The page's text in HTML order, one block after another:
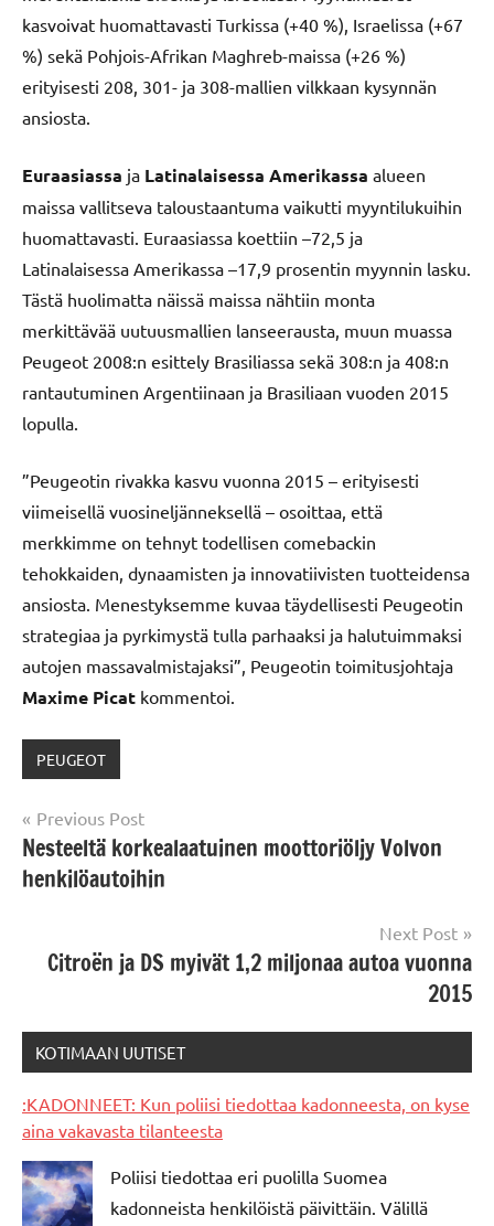
kasvoivat huomattavasti Turkissa (+40 %), Israelissa (+67
%) sekä Pohjois-Afrikan Maghreb-maissa (+26 %)
erityisesti 208, 301- ja 308-mallien vilkkaan kysynnän
ansiosta.
Euraasiassa ja Latinalaisessa Amerikassa alueen
maissa vallitseva taloustaantuma vaikutti myyntilukuihin
huomattavasti. Euraasiassa koettiin –72,5 ja
Latinalaisessa Amerikassa –17,9 prosentin myynnin lasku.
Tästä huolimatta näissä maissa nähtiin monta
merkittävää uutuusmallien lanseerausta, muun muassa
Peugeot 2008:n esittely Brasiliassa sekä 308:n ja 408:n
rantautuminen Argentiinaan ja Brasiliaan vuoden 2015
lopulla.
”Peugeotin rivakka kasvu vuonna 2015 – erityisesti
viimeisellä vuosineljänneksellä – osoittaa, että
merkkimme on tehnyt todellisen comebackin
tehokkaiden, dynaamisten ja innovatiivisten tuotteidensa
ansiosta. Menestyksemme kuvaa täydellisesti Peugeotin
strategiaa ja pyrkimystä tulla parhaaksi ja halutuimmaksi
autojen massavalmistajaksi”, Peugeotin toimitusjohtaja
Maxime Picat kommentoi.
PEUGEOT
Post
navigation
Previous Post
Nesteeltä korkealaatuinen moottoriöljy Volvon
henkilöautoihin
Next Post
Citroën ja DS myivät 1,2 miljonaa autoa vuonna
2015
KOTIMAAN UUTISET
:KADONNEET: Kun poliisi tiedottaa kadonneesta, on kyse
aina vakavasta tilanteesta
Poliisi tiedottaa eri puolilla Suomea
kadonneista henkilöistä päivittäin. Välillä